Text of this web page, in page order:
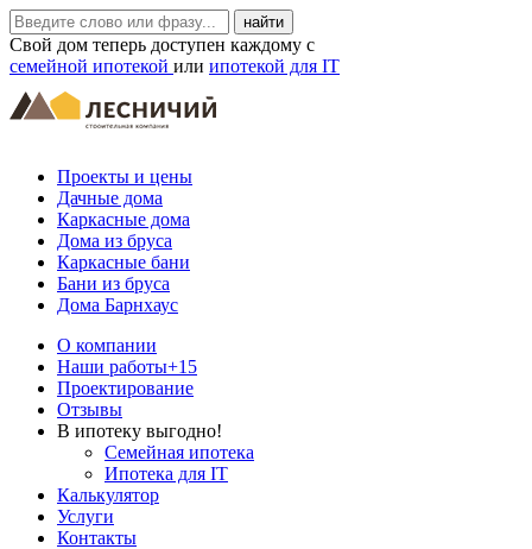
Свой дом теперь доступен каждому с
семейной ипотекой или ипотекой для IT
Проекты и цены
Дачные дома
Каркасные дома
Дома из бруса
Каркасные бани
Бани из бруса
Дома Барнхаус
О компании
Наши работы+15
Проектирование
Отзывы
В ипотеку выгодно!
Семейная ипотека
Ипотека для IT
Калькулятор
Услуги
Контакты